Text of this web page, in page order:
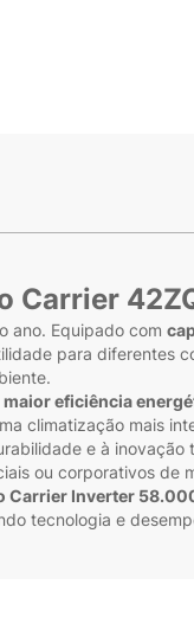
Carrier
ano. Equipado com
para diferentes
maior eficiência
climatização mais
e à inovação
ou corporativos de
Carrier Inverter
tecnologia e